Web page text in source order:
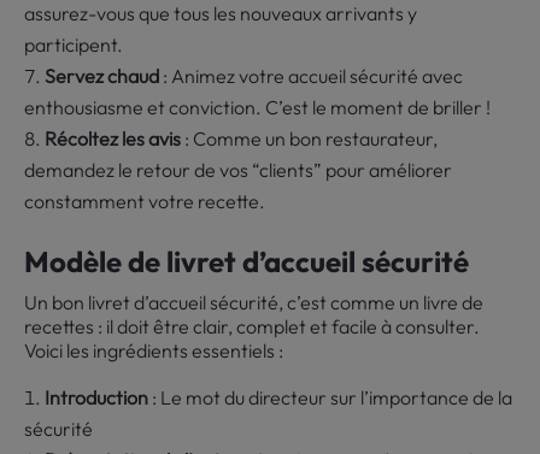
assurez-vous que tous les nouveaux arrivants y
participent.
Servez chaud : Animez votre accueil sécurité avec
enthousiasme et conviction. C’est le moment de briller !
Récoltez les avis : Comme un bon restaurateur,
demandez le retour de vos “clients” pour améliorer
constamment votre recette.
Modèle de livret d’accueil sécurité
Un bon livret d’accueil sécurité, c’est comme un livre de
recettes : il doit être clair, complet et facile à consulter.
Voici les ingrédients essentiels :
Introduction : Le mot du directeur sur l’importance de la
sécurité